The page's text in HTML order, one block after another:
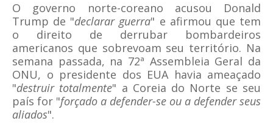
O governo norte-coreano acusou Donald
Trump de "declarar guerra" e afirmou que tem
o direito de derrubar bombardeiros
americanos que sobrevoam seu território. Na
semana passada, na 72ª Assembleia Geral da
ONU, o presidente dos EUA havia ameaçado
"destruir totalmente" a Coreia do Norte se seu
país for "forçado a defender-se ou a defender seus
aliados".